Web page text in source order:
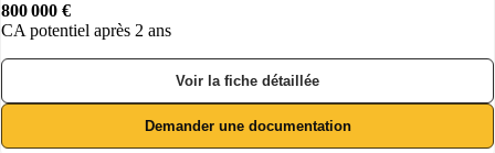
800 000 €
CA potentiel après 2 ans
Voir la fiche détaillée
Demander une documentation